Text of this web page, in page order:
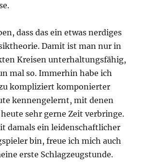
dass das ein etwas nerdiges
Damit ist man nur in
Kreisen unterhaltungsfähig,
mal so. Immerhin habe ich
kompliziert komponierter
kennengelernt, mit denen
sehr gerne Zeit verbringe.
damals ein leidenschaftlicher
bin, freue ich mich auch
erste Schlagzeugstunde.